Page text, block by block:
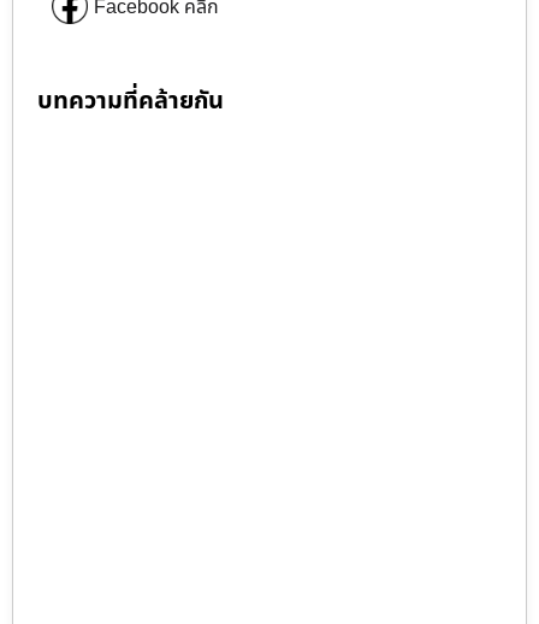
Facebook คลิก
บทความที่คล้ายกัน